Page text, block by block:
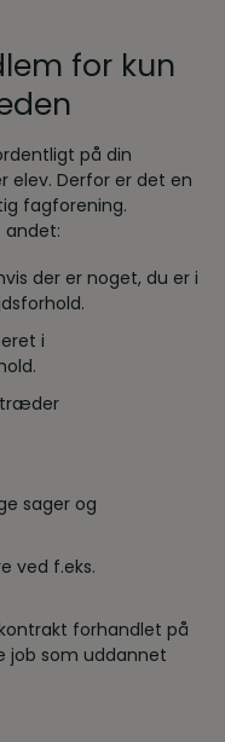
for kun
på din
elev. Derfor er det en
fagforening.
andet:
der er noget, du er i
i
sager og
ved f.eks.
forhandlet på
job som uddannet